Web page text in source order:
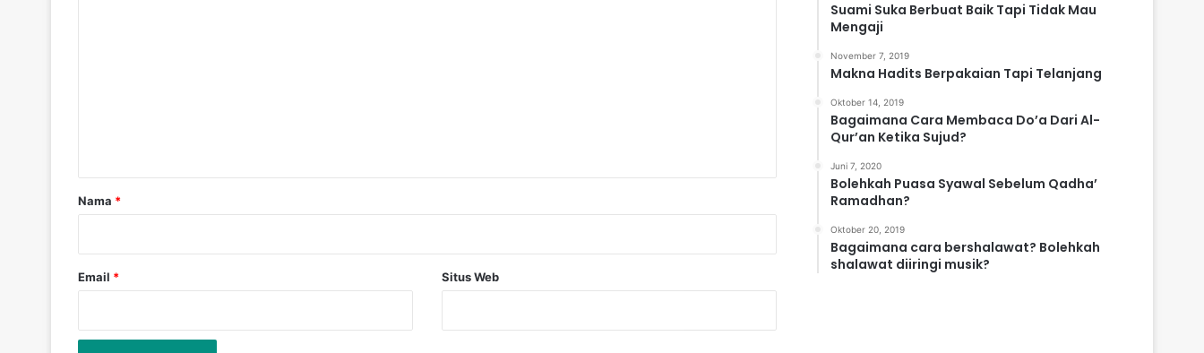
rNama *
Email * Situs Web
Suami Suka Berbuat Baik Tapi Tidak Mau
Mengaji
November 7, 2019
Makna Hadits Berpakaian Tapi Telanjang
Oktober 14, 2019
Bagaimana Cara Membaca Do’a Dari Al-
Qur’an Ketika Sujud?
Juni 7, 2020
Bolehkah Puasa Syawal Sebelum Qadha’
Ramadhan?
Oktober 20, 2019
Bagaimana cara bershalawat? Bolehkah
shalawat diiringi musik?